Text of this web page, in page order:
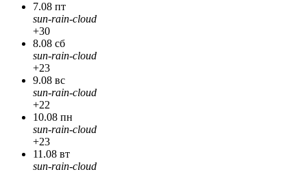
7.08 пт
sun-rain-cloud
+30
8.08 сб
sun-rain-cloud
+23
9.08 вс
sun-rain-cloud
+22
10.08 пн
sun-rain-cloud
+23
11.08 вт
sun-rain-cloud